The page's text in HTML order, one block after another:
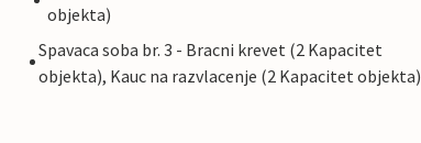
objekta)
Spavaca soba br. 3 - Bracni krevet (2 Kapacitet
objekta), Kauc na razvlacenje (2 Kapacitet objekta)